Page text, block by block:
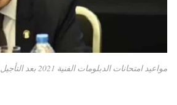
مواعيد امتحانات الدبلومات الفنية 2021 بعد التأجيل لشهر يونيو